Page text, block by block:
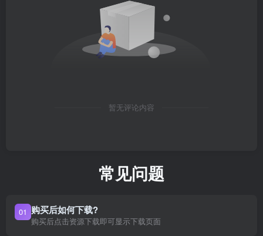
暂无评论内容
常见问题
01 购买后如何下载?
购买后点击资源下载即可显示下载页面